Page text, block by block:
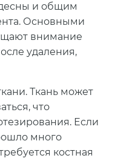
и общим
Основными
внимание
удаления,
Ткань может
что
Если
много
костная